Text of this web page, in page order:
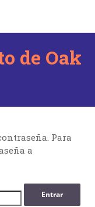
de Oak
Para
a